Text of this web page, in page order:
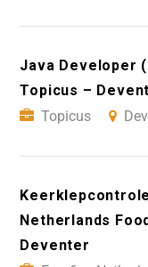
Java Developer
Topicus –
Topicus
Netherlands
Deventer